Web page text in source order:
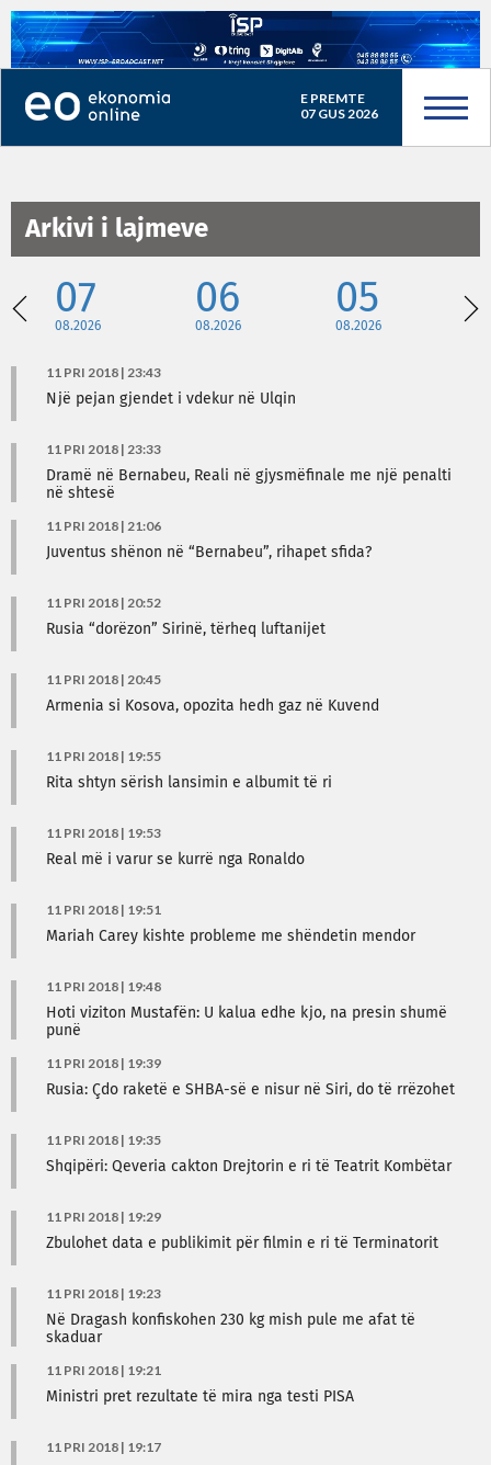
E PREMTE
07 GUS 2026
Arkivi i lajmeve
07
08.2026
06
08.2026
05
08.2026
11 PRI 2018 | 23:43
Një pejan gjendet i vdekur në Ulqin
11 PRI 2018 | 23:33
Dramë në Bernabeu, Reali në gjysmëfinale me një penalti
në shtesë
11 PRI 2018 | 21:06
Juventus shënon në “Bernabeu”, rihapet sfida?
11 PRI 2018 | 20:52
Rusia “dorëzon” Sirinë, tërheq luftanijet
11 PRI 2018 | 20:45
Armenia si Kosova, opozita hedh gaz në Kuvend
11 PRI 2018 | 19:55
Rita shtyn sërish lansimin e albumit të ri
11 PRI 2018 | 19:53
Real më i varur se kurrë nga Ronaldo
11 PRI 2018 | 19:51
Mariah Carey kishte probleme me shëndetin mendor
11 PRI 2018 | 19:48
Hoti viziton Mustafën: U kalua edhe kjo, na presin shumë
punë
11 PRI 2018 | 19:39
Rusia: Çdo raketë e SHBA-së e nisur në Siri, do të rrëzohet
11 PRI 2018 | 19:35
Shqipëri: Qeveria cakton Drejtorin e ri të Teatrit Kombëtar
11 PRI 2018 | 19:29
Zbulohet data e publikimit për filmin e ri të Terminatorit
11 PRI 2018 | 19:23
Në Dragash konfiskohen 230 kg mish pule me afat të
skaduar
11 PRI 2018 | 19:21
Ministri pret rezultate të mira nga testi PISA
11 PRI 2018 | 19:17